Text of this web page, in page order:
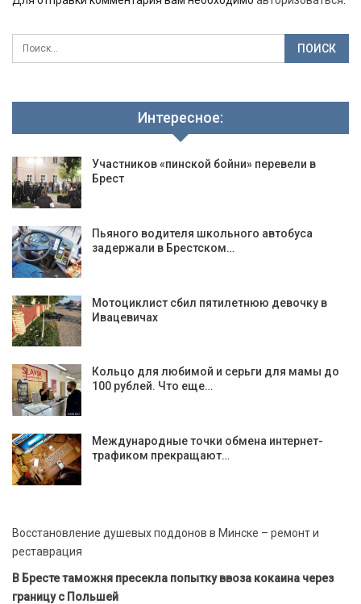
Интересное:
Участников «пинской бойни» перевели в
Брест
Пьяного водителя школьного автобуса
задержали в Брестском…
Мотоциклист сбил пятилетнюю девочку в
Ивацевичах
Кольцо для любимой и серьги для мамы до
100 рублей. Что еще…
Международные точки обмена интернет-
трафиком прекращают…
Восстановление душевых поддонов в Минске – ремонт и
реставрация
В Бресте таможня пресекла попытку ввоза кокаина через
границу с Польшей